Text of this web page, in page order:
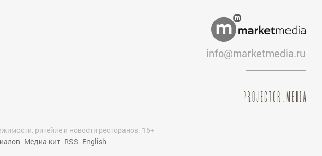
info@marketmedia.ru
ритейле и новости ресторанов. 16+
Медиа-кит RSS English